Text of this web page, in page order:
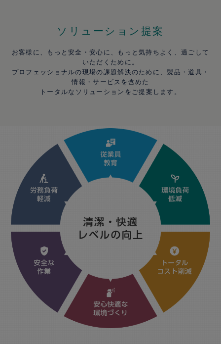
ソリューション提案
お客様に、もっと安全・安心に、もっと気持ちよく、過ごして
いただくために。
プロフェッショナルの現場の課題解決のために、製品・道具・
情報・サービスを含めた
トータルなソリューションをご提案します。